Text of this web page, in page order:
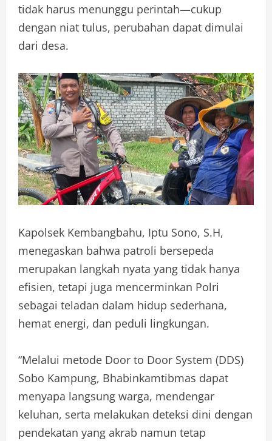
tidak harus menunggu perintah—cukup
dengan niat tulus, perubahan dapat dimulai
dari desa.
Kapolsek Kembangbahu, Iptu Sono, S.H,
menegaskan bahwa patroli bersepeda
merupakan langkah nyata yang tidak hanya
efisien, tetapi juga mencerminkan Polri
sebagai teladan dalam hidup sederhana,
hemat energi, dan peduli lingkungan.
“Melalui metode Door to Door System (DDS)
Sobo Kampung, Bhabinkamtibmas dapat
menyapa langsung warga, mendengar
keluhan, serta melakukan deteksi dini dengan
pendekatan yang akrab namun tetap